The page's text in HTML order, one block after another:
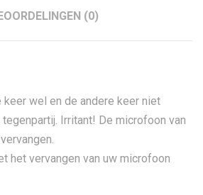
(0)
keer wel en de andere keer niet
Irritant! De microfoon van
het vervangen van uw microfoon